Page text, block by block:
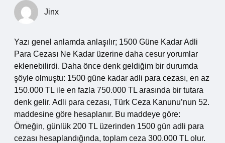
Jinx
Yazı genel anlamda anlaşılır; 1500 Güne Kadar Adli
Para Cezası Ne Kadar üzerine daha cesur yorumlar
eklenebilirdi. Daha önce denk geldiğim bir durumda
şöyle olmuştu: 1500 güne kadar adli para cezası, en az
150.000 TL ile en fazla 750.000 TL arasında bir tutara
denk gelir. Adli para cezası, Türk Ceza Kanunu’nun 52.
maddesine göre hesaplanır. Bu maddeye göre:
Örneğin, günlük 200 TL üzerinden 1500 gün adli para
cezası hesaplandığında, toplam ceza 300.000 TL olur.